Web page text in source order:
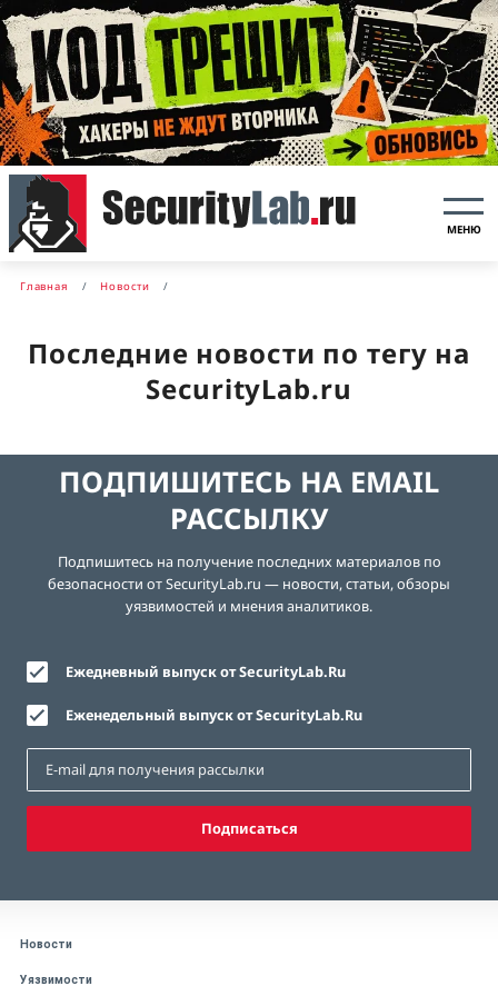
МЕНЮ
Главная Новости
Последние новости по тегу на
SecurityLab.ru
ПОДПИШИТЕСЬ НА EMAIL
РАССЫЛКУ
Подпишитесь на получение последних материалов по
безопасности от SecurityLab.ru — новости, статьи, обзоры
уязвимостей и мнения аналитиков.
Ежедневный выпуск от SecurityLab.Ru
Еженедельный выпуск от SecurityLab.Ru
Подписаться
Новости
Уязвимости